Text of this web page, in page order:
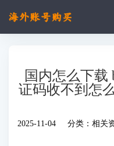
国内怎么下载
证码收不到怎
2025-11-04 分类： 相关